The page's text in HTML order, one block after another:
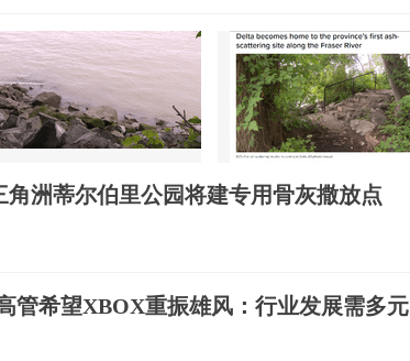
角洲蒂尔伯里公园将建专用骨灰撒放点
管希望XBOX重振雄风：行业发展需多元